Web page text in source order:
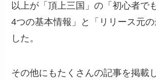
以上が「頂上三国」の「初心者で
4つの基本情報」と「リリース元
した。
その他にもたくさんの記事を掲載